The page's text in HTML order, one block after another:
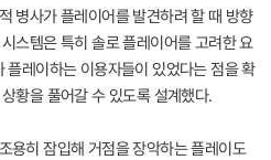
병사가 플레이어를 발견하려 할 때 방향
스템은 특히 솔로 플레이어를 고려한 요
레이하는 이용자들이 있었다는 점을 확
황을 풀어갈 수 있도록 설계했다.
용히 잠입해 거점을 장악하는 플레이도